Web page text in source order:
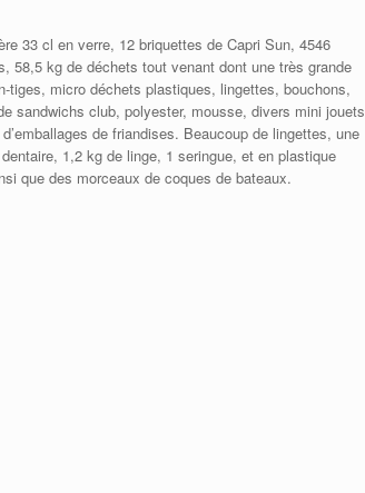
33 cl en verre, 12 briquettes de Capri Sun, 4546
58,5 kg de déchets tout venant dont une très grande
micro déchets plastiques, lingettes, bouchons,
sandwichs club, polyester, mousse, divers mini jouets
de friandises. Beaucoup de lingettes, une
1,2 kg de linge, 1 seringue, et en plastique
que des morceaux de coques de bateaux.